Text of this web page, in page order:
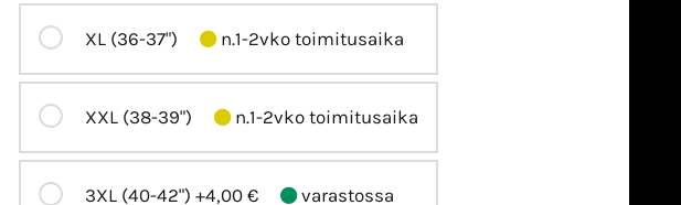
XL (36-37") n.1-2vko toimitusaika
XXL (38-39") n.1-2vko toimitusaika
3XL (40-42") +4,00 € varastossa